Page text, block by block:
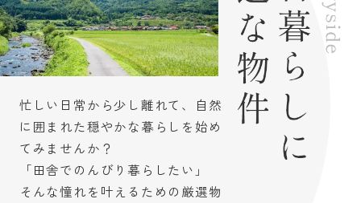
忙しい日常から少し離れて、自然
に囲まれた穏やかな暮らしを始め
てみませんか？
「田舎でのんびり暮らしたい」
そんな憧れを叶えるための厳選物